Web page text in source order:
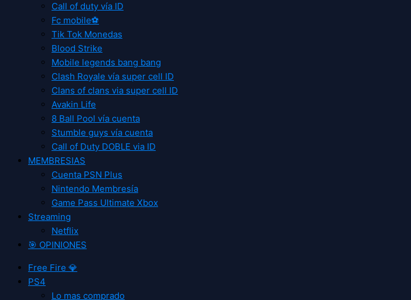
Call of duty vía ID
Fc mobile⚽
Tik Tok Monedas
Blood Strike
Mobile legends bang bang
Clash Royale vía super cell ID
Clans of clans via super cell ID
Avakin Life
8 Ball Pool vía cuenta
Stumble guys vía cuenta
Call of Duty DOBLE via ID
MEMBRESIAS
Cuenta PSN Plus
Nintendo Membresía
Game Pass Ultimate Xbox
Streaming
Netflix
🎯 OPINIONES
Free Fire 💎
PS4
Lo mas comprado